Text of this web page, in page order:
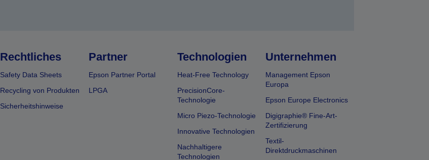
Rechtliches
Safety Data Sheets
Recycling von Produkten
Sicherheitshinweise
Partner
Epson Partner Portal
LPGA
Technologien
Heat-Free Technology
PrecisionCore-
Technologie
Micro Piezo-Technologie
Innovative Technologien
Nachhaltigere
Technologien
Unternehmen
Management Epson
Europa
Epson Europe Electronics
Digigraphie® Fine-Art-
Zertifizierung
Textil-
Direktdruckmaschinen